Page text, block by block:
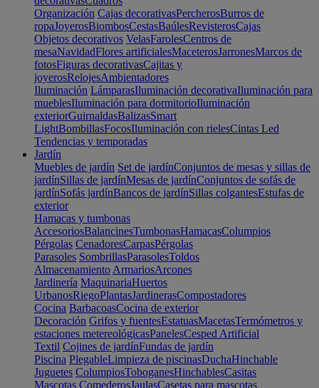
Organización Cajas decorativasPercherosBurros de
ropaJoyerosBiombosCestasBaúlesRevisterosCajas
Objetos decorativos VelasFarolesCentros de
mesaNavidadFlores artificialesMaceterosJarronesMarcos de
fotosFiguras decorativasCajitas y
joyerosRelojesAmbientadores
Iluminación LámparasIluminación decorativaIluminación para
mueblesIluminación para dormitorioIluminación
exteriorGuirnaldasBalizasSmart
LightBombillasFocosIluminación con rielesCintas Led
Tendencias y temporadas
Jardín
Muebles de jardín Set de jardínConjuntos de mesas y sillas de
jardínSillas de jardínMesas de jardínConjuntos de sofás de
jardínSofás jardínBancos de jardínSillas colgantesEstufas de
exterior
Hamacas y tumbonas
AccesoriosBalancinesTumbonasHamacasColumpios
Pérgolas CenadoresCarpasPérgolas
Parasoles SombrillasParasolesToldos
Almacenamiento ArmariosArcones
Jardinería MaquinariaHuertos
UrbanosRiegoPlantasJardinerasCompostadores
Cocina BarbacoasCocina de exterior
Decoración Grifos y fuentesEstatuasMacetasTermómetros y
estaciones metereológicasPanelesCesped Artificial
Textil Cojines de jardínFundas de jardín
Piscina PlegableLimpieza de piscinasDuchaHinchable
Juguetes ColumpiosToboganesHinchablesCasitas
Mascotas ComederosJaulasCasetas para mascotas